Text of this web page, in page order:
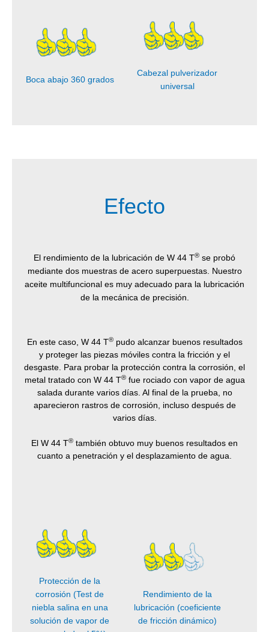
Boca abajo 360 grados
Cabezal pulverizador
universal
Efecto
El rendimiento de la lubricación de W 44 T® se probó
mediante dos muestras de acero superpuestas. Nuestro
aceite multifuncional es muy adecuado para la lubricación
de la mecánica de precisión.
En este caso, W 44 T®pudo alcanzar buenos resultados
y proteger las piezas móviles contra la fricción y el
desgaste. Para probar la protección contra la corrosión, el
metal tratado con W 44 T®fue rociado con vapor de agua
salada durante varios días. Al final de la prueba, no
aparecieron rastros de corrosión, incluso después de
varios días.
El W 44 T® también obtuvo muy buenos resultados en
cuanto a penetración y el desplazamiento de agua.
Protección de la
corrosión (Test de
niebla salina en una
solución de vapor de
Rendimiento de la
lubricación (coeficiente
de fricción dinámico)